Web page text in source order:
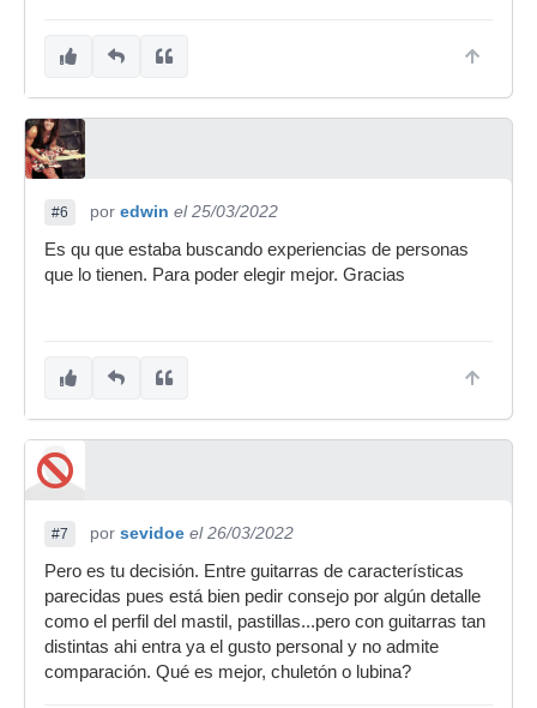
#6 por edwin el 25/03/2022
Es qu que estaba buscando experiencias de personas
que lo tienen. Para poder elegir mejor. Gracias
#7 por sevidoe el 26/03/2022
Pero es tu decisión. Entre guitarras de características
parecidas pues está bien pedir consejo por algún detalle
como el perfil del mastil, pastillas...pero con guitarras tan
distintas ahi entra ya el gusto personal y no admite
comparación. Qué es mejor, chuletón o lubina?